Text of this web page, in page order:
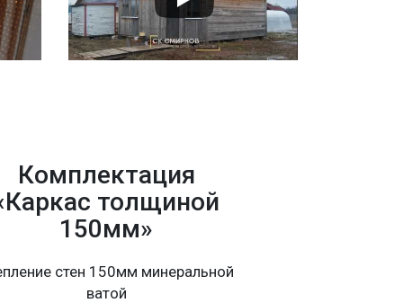
Комплектация
толщиной
150мм»
стен 150мм минеральной
ватой